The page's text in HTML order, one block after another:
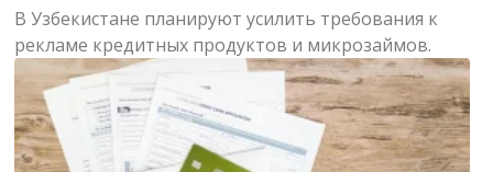
В Узбекистане планируют усилить требования к
рекламе кредитных продуктов и микрозаймов.